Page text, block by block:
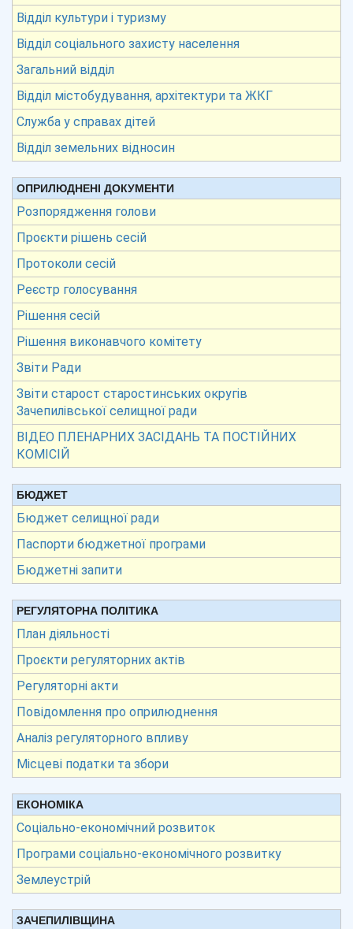
Відділ культури і туризму
Відділ соціального захисту населення
Загальний відділ
Відділ містобудування, архітектури та ЖКГ
Служба у справах дітей
Відділ земельних відносин
ОПРИЛЮДНЕНІ ДОКУМЕНТИ
Розпорядження голови
Проєкти рішень сесій
Протоколи сесій
Реєстр голосування
Рішення сесій
Рішення виконавчого комітету
Звіти Ради
Звіти старост старостинських округів
Зачепилівської селищної ради
ВІДЕО ПЛЕНАРНИХ ЗАСІДАНЬ ТА ПОСТІЙНИХ
КОМІСІЙ
БЮДЖЕТ
Бюджет селищної ради
Паспорти бюджетної програми
Бюджетні запити
РЕГУЛЯТОРНА ПОЛІТИКА
План діяльності
Проєкти регуляторних актів
Регуляторні акти
Повідомлення про оприлюднення
Аналіз регуляторного впливу
Місцеві податки та збори
ЕКОНОМІКА
Соціально-економічний розвиток
Програми соціально-економічного розвитку
Землеустрій
ЗАЧЕПИЛІВЩИНА